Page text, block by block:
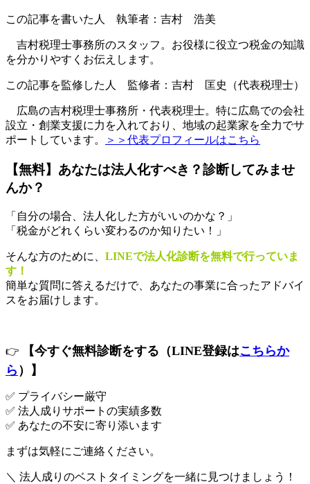
この記事を書いた人 執筆者：吉村 浩美
吉村税理士事務所のスタッフ。お役様に役立つ税金の知識
を分かりやすくお伝えします。
この記事を監修した人 監修者：吉村 匡史（代表税理士）
広島の吉村税理士事務所・代表税理士。特に広島での会社
設立・創業支援に力を入れており、地域の起業家を全力でサ
ポートしています。
＞＞代表プロフィールはこちら
【無料】あなたは法人化すべき？診断してみませ
んか？
「自分の場合、法人化した方がいいのかな？」
「税金がどれくらい変わるのか知りたい！」
そんな方のために、 LINEで法人化診断を無料で行っていま
す！
簡単な質問に答えるだけで、あなたの事業に合ったアドバイ
スをお届けします。
👉 【今すぐ無料診断をする（LINE登録はこちらか
ら ）】
✅ プライバシー厳守
✅ 法人成りサポートの実績多数
✅ あなたの不安に寄り添います
まずは気軽にご連絡ください。
＼ 法人成りのベストタイミングを一緒に見つけましょう！